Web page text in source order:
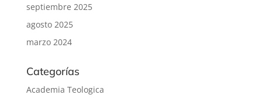
septiembre 2025
agosto 2025
marzo 2024
Categorías
Academia Teologica